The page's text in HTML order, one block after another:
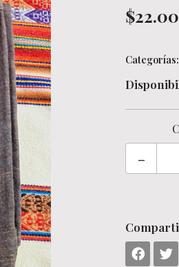
Categorías:
-